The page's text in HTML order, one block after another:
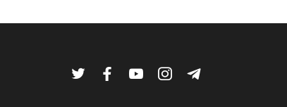
TwitterFacebook
YouTubeInstagram